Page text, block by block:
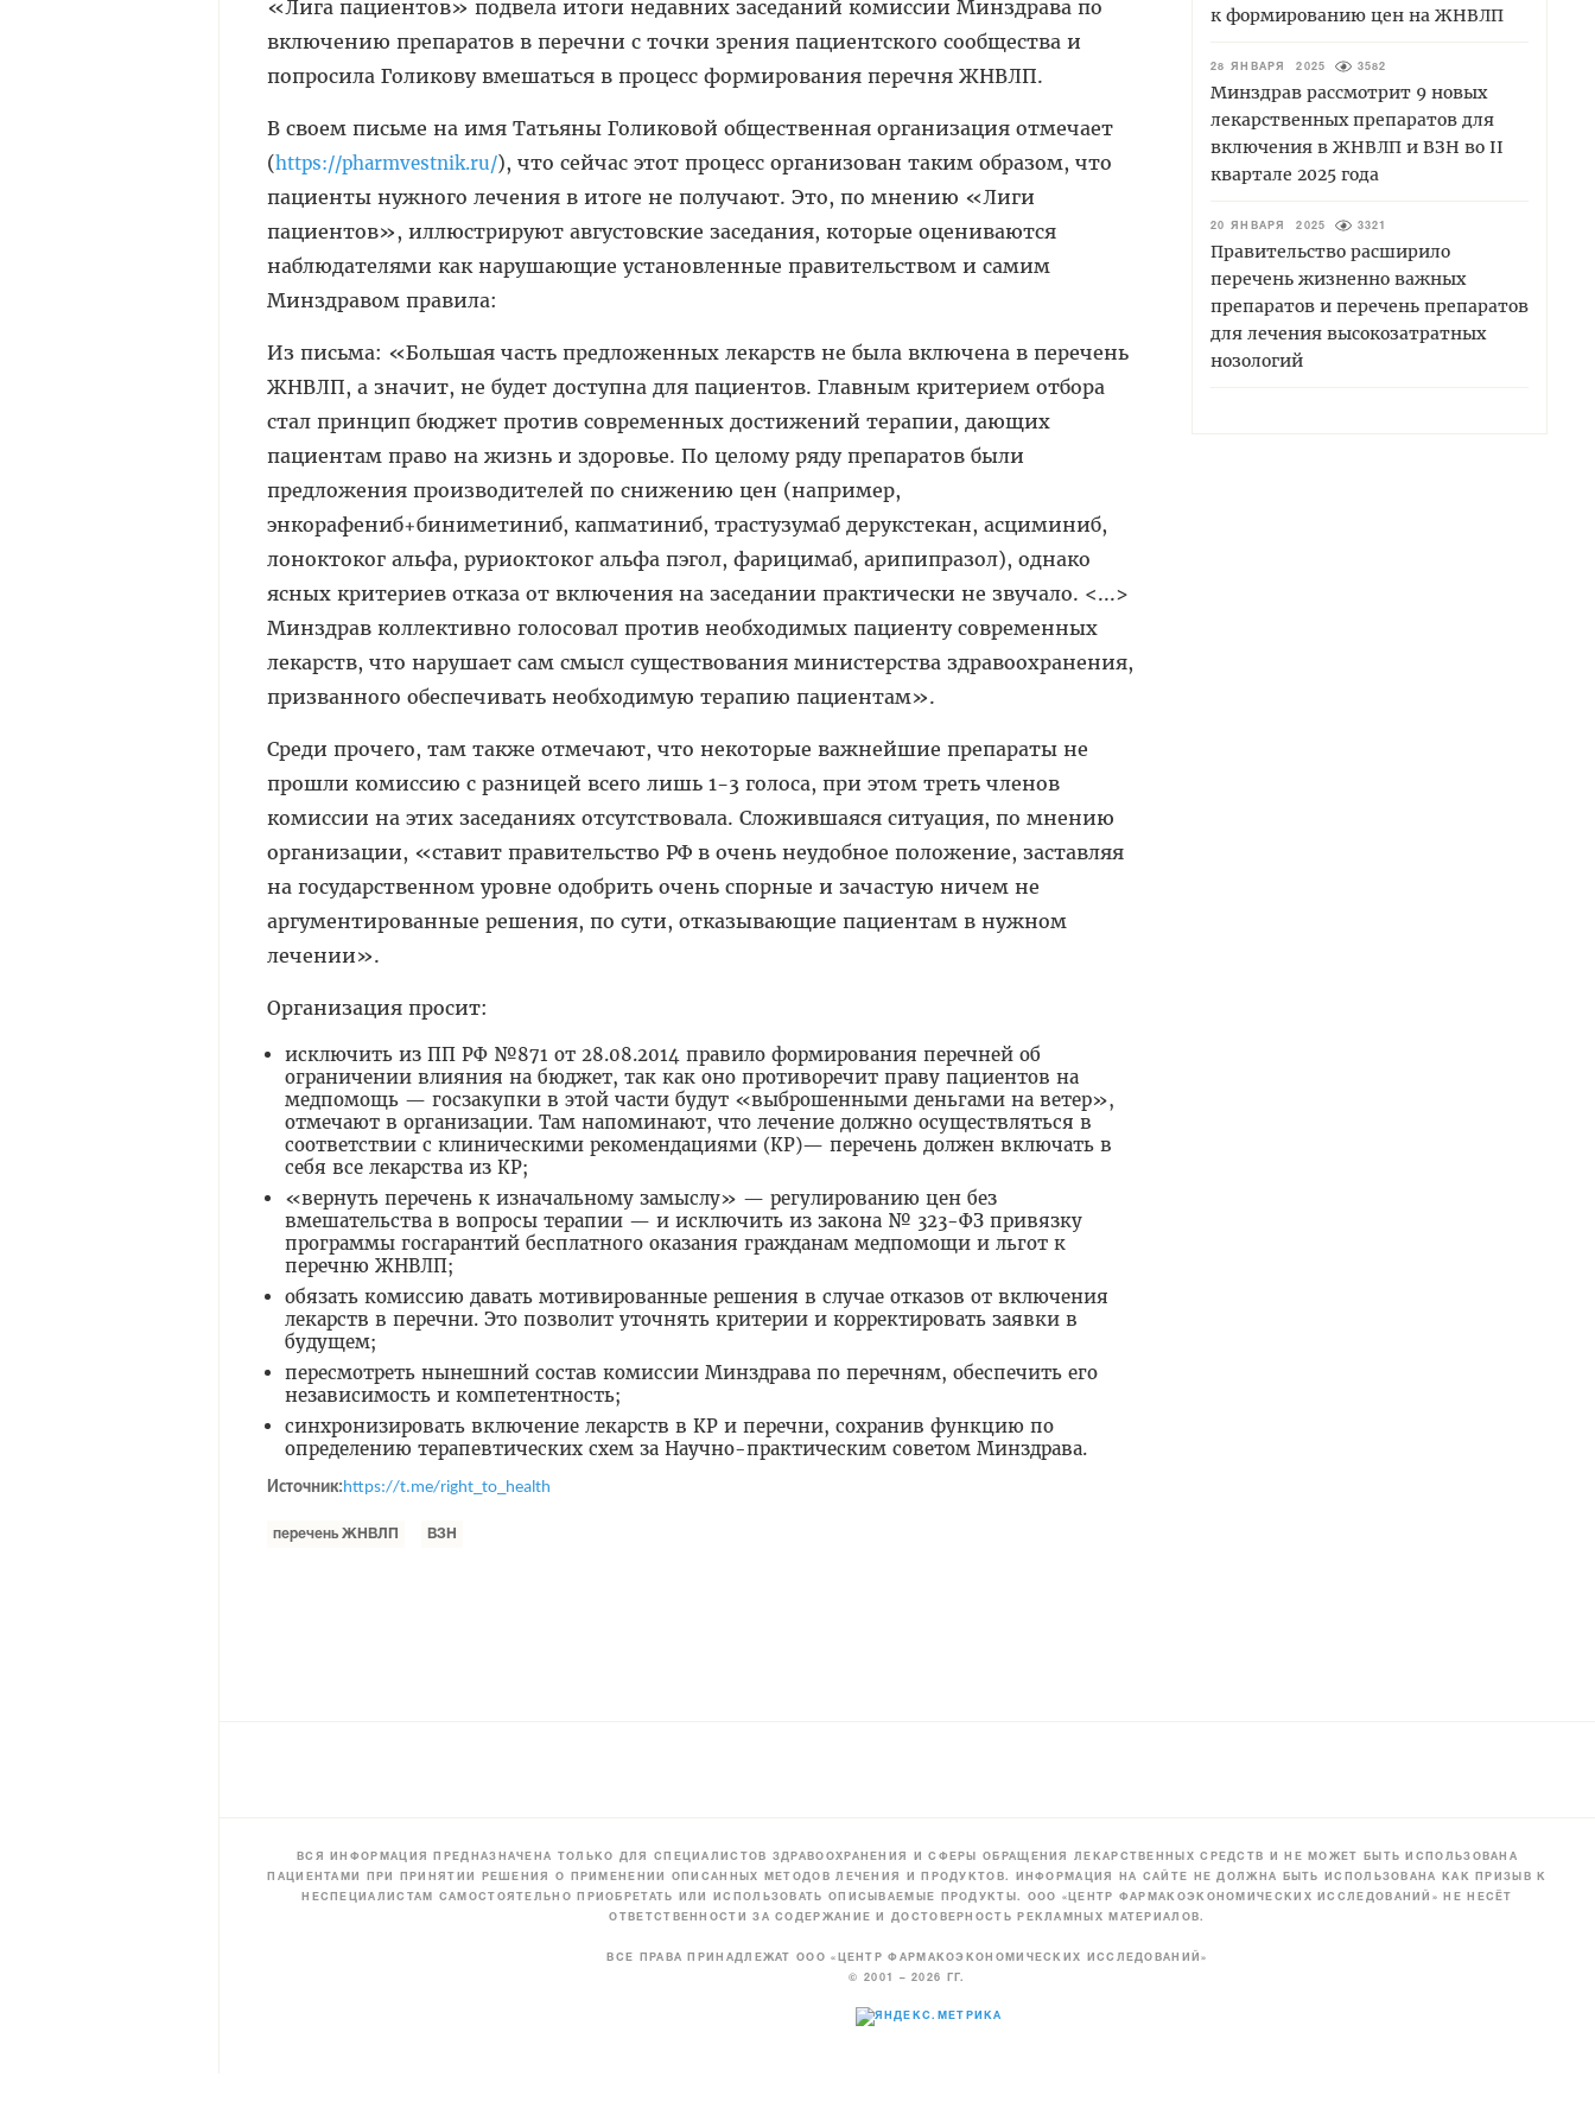
«Лига пациентов» подвела итоги недавних заседаний комиссии Минздрава по
включению препаратов в перечни с точки зрения пациентского сообщества и
попросила Голикову вмешаться в процесс формирования перечня ЖНВЛП.
В своем письме на имя Татьяны Голиковой общественная организация отмечает
(https://pharmvestnik.ru/), что сейчас этот процесс организован таким образом, что
пациенты нужного лечения в итоге не получают. Это, по мнению «Лиги
пациентов», иллюстрируют августовские заседания, которые оцениваются
наблюдателями как нарушающие установленные правительством и самим
Минздравом правила:
Из письма: «Большая часть предложенных лекарств не была включена в перечень
ЖНВЛП, а значит, не будет доступна для пациентов. Главным критерием отбора
стал принцип бюджет против современных достижений терапии, дающих
пациентам право на жизнь и здоровье. По целому ряду препаратов были
предложения производителей по снижению цен (например,
энкорафениб+биниметиниб, капматиниб, трастузумаб дерукстекан, асциминиб,
лоноктоког альфа, руриоктоког альфа пэгол, фарицимаб, арипипразол), однако
ясных критериев отказа от включения на заседании практически не звучало. <...>
Минздрав коллективно голосовал против необходимых пациенту современных
лекарств, что нарушает сам смысл существования министерства здравоохранения,
призванного обеспечивать необходимую терапию пациентам».
Среди прочего, там также отмечают, что некоторые важнейшие препараты не
прошли комиссию с разницей всего лишь 1-3 голоса, при этом треть членов
комиссии на этих заседаниях отсутствовала. Сложившаяся ситуация, по мнению
организации, «ставит правительство РФ в очень неудобное положение, заставляя
на государственном уровне одобрить очень спорные и зачастую ничем не
аргументированные решения, по сути, отказывающие пациентам в нужном
лечении».
Организация просит:
исключить из ПП РФ №871 от 28.08.2014 правило формирования перечней об
ограничении влияния на бюджет, так как оно противоречит праву пациентов на
медпомощь — госзакупки в этой части будут «выброшенными деньгами на ветер»,
отмечают в организации. Там напоминают, что лечение должно осуществляться в
соответствии с клиническими рекомендациями (КР)— перечень должен включать в
себя все лекарства из КР;
«вернуть перечень к изначальному замыслу» — регулированию цен без
вмешательства в вопросы терапии — и исключить из закона № 323-ФЗ привязку
программы госгарантий бесплатного оказания гражданам медпомощи и льгот к
перечню ЖНВЛП;
обязать комиссию давать мотивированные решения в случае отказов от включения
лекарств в перечни. Это позволит уточнять критерии и корректировать заявки в
будущем;
пересмотреть нынешний состав комиссии Минздрава по перечням, обеспечить его
независимость и компетентность;
синхронизировать включение лекарств в КР и перечни, сохранив функцию по
определению терапевтических схем за Научно-практическим советом Минздрава.
Источник:https://t.me/right_to_health
перечень ЖНВЛП ВЗН
к формированию цен на ЖНВЛП
28 ЯНВАРЯ 2025 3582
Минздрав рассмотрит 9 новых
лекарственных препаратов для
включения в ЖНВЛП и ВЗН во II
квартале 2025 года
20 ЯНВАРЯ 2025 3321
Правительство расширило
перечень жизненно важных
препаратов и перечень препаратов
для лечения высокозатратных
нозологий
ВСЯ ИНФОРМАЦИЯ ПРЕДНАЗНАЧЕНА ТОЛЬКО ДЛЯ СПЕЦИАЛИСТОВ ЗДРАВООХРАНЕНИЯ И СФЕРЫ ОБРАЩЕНИЯ ЛЕКАРСТВЕННЫХ СРЕДСТВ И НЕ МОЖЕТ БЫТЬ ИСПОЛЬЗОВАНА
ПАЦИЕНТАМИ ПРИ ПРИНЯТИИ РЕШЕНИЯ О ПРИМЕНЕНИИ ОПИСАННЫХ МЕТОДОВ ЛЕЧЕНИЯ И ПРОДУКТОВ. ИНФОРМАЦИЯ НА САЙТЕ НЕ ДОЛЖНА БЫТЬ ИСПОЛЬЗОВАНА КАК ПРИЗЫВ К
НЕСПЕЦИАЛИСТАМ САМОСТОЯТЕЛЬНО ПРИОБРЕТАТЬ ИЛИ ИСПОЛЬЗОВАТЬ ОПИСЫВАЕМЫЕ ПРОДУКТЫ. ООО «ЦЕНТР ФАРМАКОЭКОНОМИЧЕСКИХ ИССЛЕДОВАНИЙ» НЕ НЕСЁТ
ОТВЕТСТВЕННОСТИ ЗА СОДЕРЖАНИЕ И ДОСТОВЕРНОСТЬ РЕКЛАМНЫХ МАТЕРИАЛОВ.
ВСЕ ПРАВА ПРИНАДЛЕЖАТ ООО «ЦЕНТР ФАРМАКОЭКОНОМИЧЕСКИХ ИССЛЕДОВАНИЙ»
© 2001 – 2026 ГГ.